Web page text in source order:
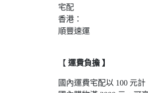
宅配
香港：
順豐速運
【 運費負擔 】
國內運費宅配以 100 元